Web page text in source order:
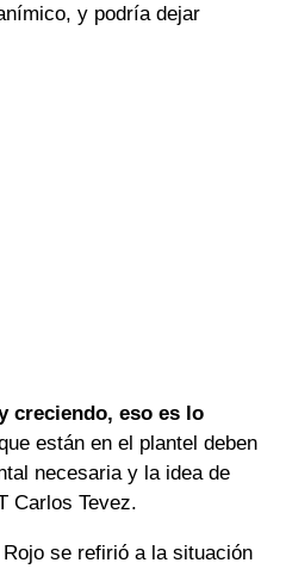
y podría dejar
creciendo, eso es lo
están en el plantel deben
necesaria y la idea de
Carlos Tevez.
se refirió a la situación